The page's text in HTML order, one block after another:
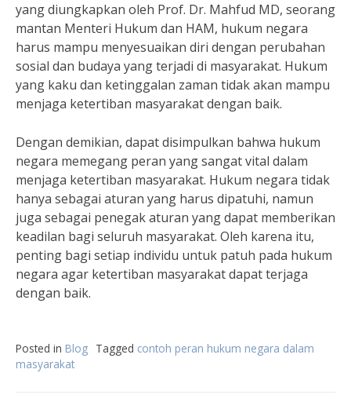
yang diungkapkan oleh Prof. Dr. Mahfud MD, seorang
mantan Menteri Hukum dan HAM, hukum negara
harus mampu menyesuaikan diri dengan perubahan
sosial dan budaya yang terjadi di masyarakat. Hukum
yang kaku dan ketinggalan zaman tidak akan mampu
menjaga ketertiban masyarakat dengan baik.
Dengan demikian, dapat disimpulkan bahwa hukum
negara memegang peran yang sangat vital dalam
menjaga ketertiban masyarakat. Hukum negara tidak
hanya sebagai aturan yang harus dipatuhi, namun
juga sebagai penegak aturan yang dapat memberikan
keadilan bagi seluruh masyarakat. Oleh karena itu,
penting bagi setiap individu untuk patuh pada hukum
negara agar ketertiban masyarakat dapat terjaga
dengan baik.
Posted in Blog Tagged contoh peran hukum negara dalam
masyarakat